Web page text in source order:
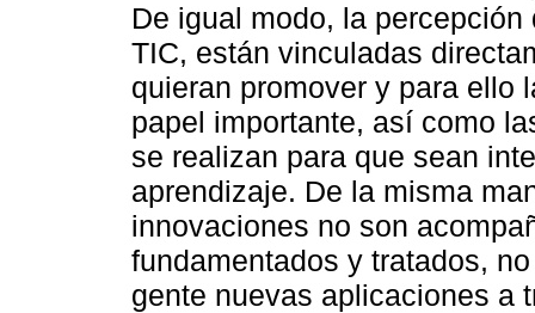
De igual modo, la
TIC, están vinculadas
quieran promover y para ello
papel importante, así como
se realizan para que sean
aprendizaje. De la misma
innovaciones no son
fundamentados y tratados,
gente nuevas aplicaciones a